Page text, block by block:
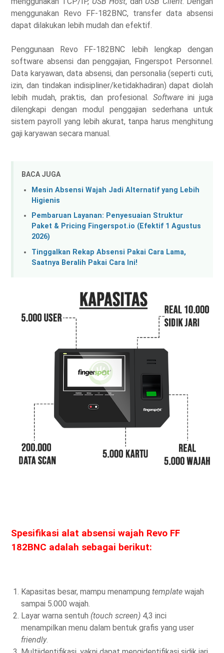
menggunakan Revo FF-182BNC, transfer data absensi
dapat dilakukan lebih mudah dan efektif.
Penggunaan Revo FF-182BNC lebih lengkap dengan
software absensi dan penggajian, Fingerspot Personnel.
Data karyawan, data absensi, dan personalia (seperti cuti,
izin, dan tindakan indisipliner/ketidakhadiran) dapat diolah
lebih mudah, praktis, dan profesional. Softwareini juga
dilengkapi dengan modul penggajian sederhana untuk
sistem payroll yang lebih akurat, tanpa harus menghitung
gaji karyawan secara manual.
BACA JUGA
Mesin Absensi Wajah Jadi Alternatif yang Lebih
Higienis
Pembaruan Layanan: Penyesuaian Struktur
Paket & Pricing Fingerspot.io (Efektif 1 Agustus
2026)
Tinggalkan Rekap Absensi Pakai Cara Lama,
Saatnya Beralih Pakai Cara Ini!
Spesifikasi alat absensi wajah Revo FF
182BNC adalah sebagai berikut:
Kapasitas besar, mampu menampung template wajah
sampai 5.000 wajah.
Layar warna sentuh (touch screen) 4,3 inci
menampilkan menu dalam bentuk grafis yang user
friendly.